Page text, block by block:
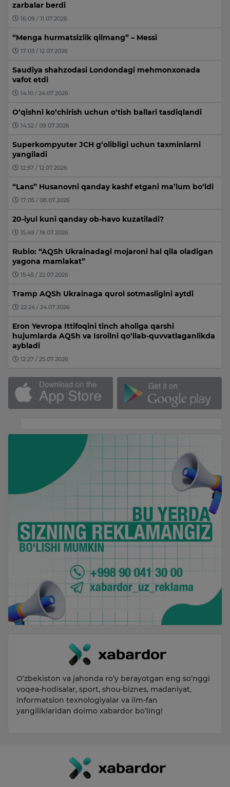
zarbalar berdi
16:09 / 11.07.2026
“Menga hurmatsizlik qilmang” – Messi
17:03 / 12.07.2026
Saudiya shahzodasi Londondagi mehmonxonada
vafot etdi
14:10 / 24.07.2026
O‘qishni ko‘chirish uchun o‘tish ballari tasdiqlandi
14:52 / 09.07.2026
Superkompyuter JCH g‘olibligi uchun taxminlarni
yangiladi
12:57 / 12.07.2026
“Lans” Husanovni qanday kashf etgani ma’lum bo‘ldi
17:05 / 08.07.2026
20-iyul kuni qanday ob-havo kuzatiladi?
15:49 / 19.07.2026
Rubio: “AQSh Ukrainadagi mojaroni hal qila oladigan
yagona mamlakat”
15:45 / 22.07.2026
Tramp AQSh Ukrainaga qurol sotmasligini aytdi
22:24 / 24.07.2026
Eron Yevropa Ittifoqini tinch aholiga qarshi
hujumlarda AQSh va Isroilni qo‘llab-quvvatlaganlikda
aybladi
12:27 / 25.07.2026
O‘zbekiston va jahonda ro‘y berayotgan eng so‘nggi
voqea-hodisalar, sport, shou-biznes, madaniyat,
informatsion texnologiyalar va ilm-fan
yangiliklaridan doimo xabardor bo‘ling!